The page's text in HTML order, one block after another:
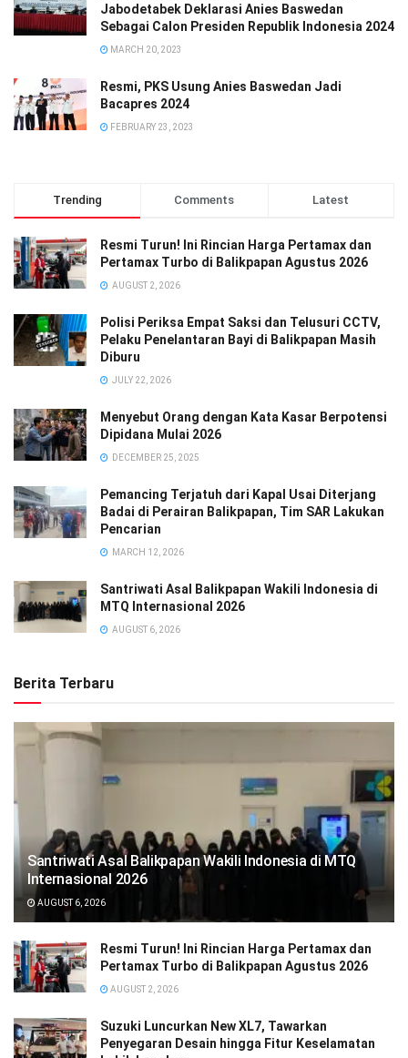
Jabodetabek Deklarasi Anies Baswedan
Sebagai Calon Presiden Republik Indonesia 2024
MARCH 20, 2023
Resmi, PKS Usung Anies Baswedan Jadi
Bacapres 2024
FEBRUARY 23, 2023
Trending Comments Latest
Resmi Turun! Ini Rincian Harga Pertamax dan
Pertamax Turbo di Balikpapan Agustus 2026
AUGUST 2, 2026
Polisi Periksa Empat Saksi dan Telusuri CCTV,
Pelaku Penelantaran Bayi di Balikpapan Masih
Diburu
JULY 22, 2026
Menyebut Orang dengan Kata Kasar Berpotensi
Dipidana Mulai 2026
DECEMBER 25, 2025
Pemancing Terjatuh dari Kapal Usai Diterjang
Badai di Perairan Balikpapan, Tim SAR Lakukan
Pencarian
MARCH 12, 2026
Santriwati Asal Balikpapan Wakili Indonesia di
MTQ Internasional 2026
AUGUST 6, 2026
Berita Terbaru
Santriwati Asal Balikpapan Wakili Indonesia di MTQ
Internasional 2026
AUGUST 6, 2026
Resmi Turun! Ini Rincian Harga Pertamax dan
Pertamax Turbo di Balikpapan Agustus 2026
AUGUST 2, 2026
Suzuki Luncurkan New XL7, Tawarkan
Penyegaran Desain hingga Fitur Keselamatan